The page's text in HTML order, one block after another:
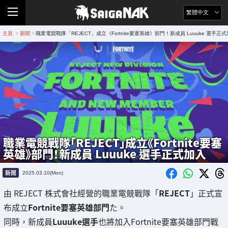
繁體中文
主頁 > 新聞 > 職業電競戰隊「REJECT」成立《Fortnite要塞英雄》部門！新成員 Luuuke 選手正式
職業電競戰隊「REJECT」成立《Fortnite要塞
英雄》部門！新成員 Luuuke 選手正式加入
新聞 2025.03.10(Mon)
由 REJECT 株式會社經營的職業電競戰隊「REJECT」正式宣
布成立Fortnite要塞英雄部門た。
同時，新成員Luuuke選手也將加入Fortnite要塞英雄部門戰